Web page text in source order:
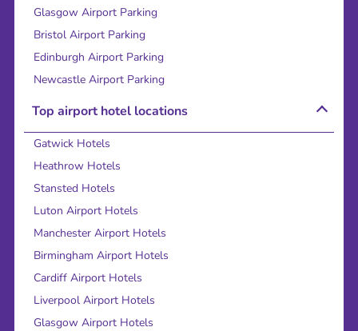
Glasgow Airport Parking
Bristol Airport Parking
Edinburgh Airport Parking
Newcastle Airport Parking
Top airport hotel locations
Gatwick Hotels
Heathrow Hotels
Stansted Hotels
Luton Airport Hotels
Manchester Airport Hotels
Birmingham Airport Hotels
Cardiff Airport Hotels
Liverpool Airport Hotels
Glasgow Airport Hotels